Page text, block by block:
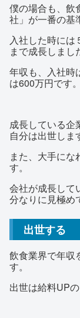
僕の場合も、飲
社」が一番の基
入社した時に
まで成長しまし
年収も、入社時
は600万円です。
成長している企
自分は出世しま
また、大手に
す。
会社が成長して
分なりに見極め
出世する
飲食業界で年収
す。
出世は給料UP